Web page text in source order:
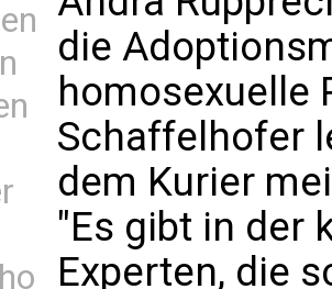
die
homosexuelle
Schaffelhofer
dem Kurier
"Es gibt in der
Experten, die